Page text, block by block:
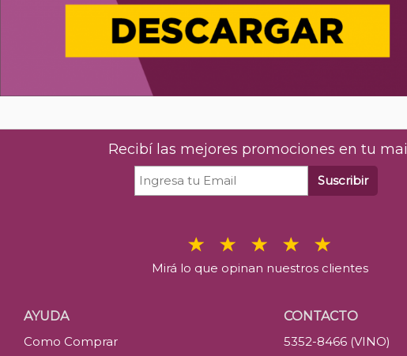
Recibí las mejores promociones en tu mail
Suscribir
Mirá lo que opinan nuestros clientes
AYUDA
Como Comprar
CONTACTO
5352-8466 (VINO)